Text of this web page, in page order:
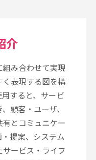
介
み合わせて実現
表現する図を構
すると、サービ
顧客・ユーザ、
とコミュニケー
提案、システム
ービス・ライフ